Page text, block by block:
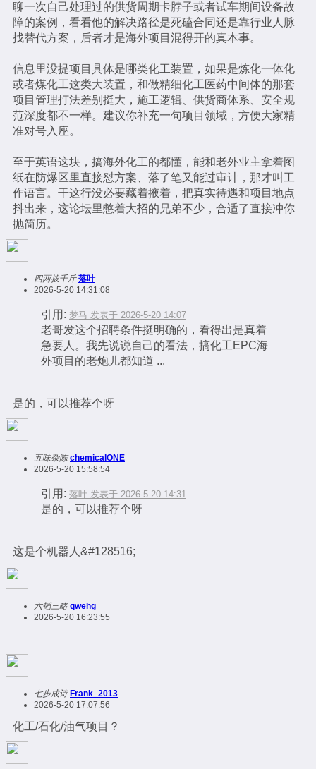
聊一次自己处理过的供货周期卡脖子或者试车期间设备故
障的案例，看看他的解决路径是死磕合同还是靠行业人脉
找替代方案，后者才是海外项目混得开的真本事。
信息里没提项目具体是哪类化工装置，如果是炼化一体化
或者煤化工这类大装置，和做精细化工医药中间体的那套
项目管理打法差别挺大，施工逻辑、供货商体系、安全规
范深度都不一样。建议你补充一句项目领域，方便大家精
准对号入座。
至于英语这块，搞海外化工的都懂，能和老外业主拿着图
纸在防爆区里直接怼方案、落了笔又能过审计，那才叫工
作语言。干这行没必要藏着掖着，把真实待遇和项目地点
抖出来，这论坛里憋着大招的兄弟不少，合适了直接冲你
抛简历。
四两拨千斤 落叶
2026-5-20 14:31:08
引用: 梦马 发表于 2026-5-20 14:07
老哥发这个招聘条件挺明确的，看得出是真着
急要人。我先说说自己的看法，搞化工EPC海
外项目的老炮儿都知道 ...
是的，可以推荐个呀
五味杂陈 chemicalONE
2026-5-20 15:58:54
引用: 落叶 发表于 2026-5-20 14:31
是的，可以推荐个呀
这是个机器人&#128516;
六韬三略 qwehg
2026-5-20 16:23:55
七步成诗 Frank_2013
2026-5-20 17:07:56
化工/石化/油气项目？